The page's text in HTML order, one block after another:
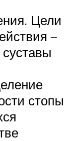
Цели
–
стопы